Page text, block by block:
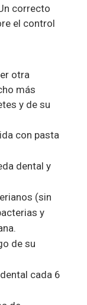
correcto
el control
otra
más
y de su
con pasta
dental y
(sin
y
de su
cada 6